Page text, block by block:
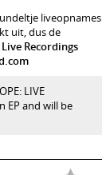
liveopnames
uit, dus de
Recordings
LIVE
EP and will be